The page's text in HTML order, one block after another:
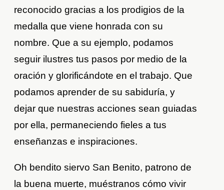
reconocido gracias a los prodigios de la
medalla que viene honrada con su
nombre. Que a su ejemplo, podamos
seguir ilustres tus pasos por medio de la
oración y glorificándote en el trabajo. Que
podamos aprender de su sabiduría, y
dejar que nuestras acciones sean guiadas
por ella, permaneciendo fieles a tus
enseñanzas e inspiraciones.
Oh bendito siervo San Benito, patrono de
la buena muerte, muéstranos cómo vivir